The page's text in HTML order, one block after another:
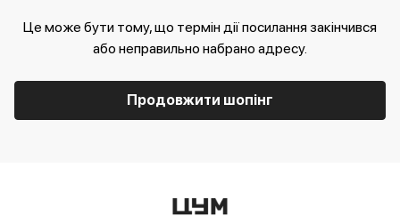
Це може бути тому, що термін дії посилання закінчився
або неправильно набрано адресу.
Продовжити шопінг